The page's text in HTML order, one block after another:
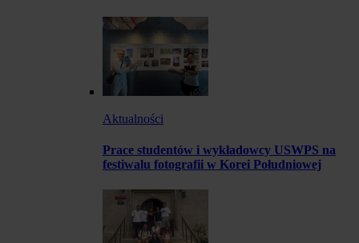
Aktualności
Prace studentów i wykładowcy USWPS na
festiwalu fotografii w Korei Południowej